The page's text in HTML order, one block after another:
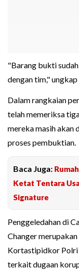
"Barang bukti
dengan tim,"
Dalam rangkaian
telah memeriksa
mereka masih akan
proses pembuktian.
Baca Juga:
Ketat Tentara
Signature
Penggeledahan di
Changer
Kortastipidkor Polri
terkait dugaan